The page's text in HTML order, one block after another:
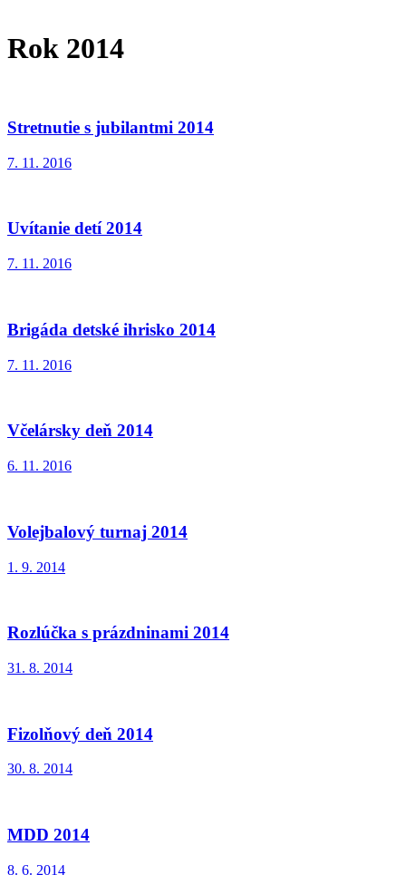
Rok 2014
Stretnutie s jubilantmi 2014
7. 11. 2016
Uvítanie detí 2014
7. 11. 2016
Brigáda detské ihrisko 2014
7. 11. 2016
Včelársky deň 2014
6. 11. 2016
Volejbalový turnaj 2014
1. 9. 2014
Rozlúčka s prázdninami 2014
31. 8. 2014
Fizolňový deň 2014
30. 8. 2014
MDD 2014
8. 6. 2014